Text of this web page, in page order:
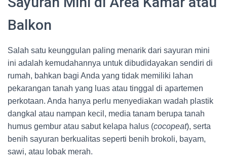
Balkon
Salah satu keunggulan paling menarik dari sayuran mini
ini adalah kemudahannya untuk dibudidayakan sendiri di
rumah, bahkan bagi Anda yang tidak memiliki lahan
pekarangan tanah yang luas atau tinggal di apartemen
perkotaan. Anda hanya perlu menyediakan wadah plastik
dangkal atau nampan kecil, media tanam berupa tanah
humus gembur atau sabut kelapa halus (cocopeat), serta
benih sayuran berkualitas seperti benih brokoli, bayam,
sawi, atau lobak merah.